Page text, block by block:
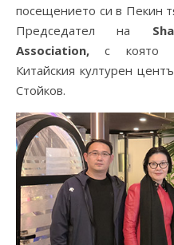
посещението си в Пекин
Председател на
Association, с която
Китайския културен
Стойков.